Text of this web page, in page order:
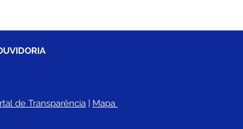
de Transparência | Mapa